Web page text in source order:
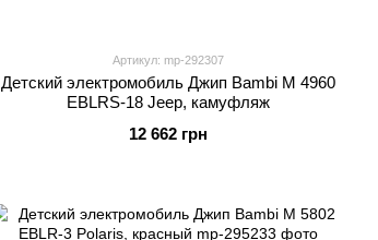
Артикул: mp-292307
Детский электромобиль Джип Bambi M 4960
EBLRS-18 Jeep, камуфляж
12 662 грн